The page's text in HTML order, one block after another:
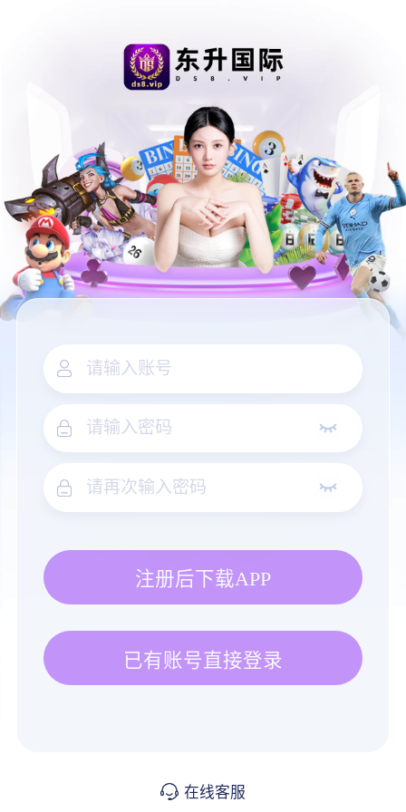
注册后下载APP
已有账号直接登录
在线客服